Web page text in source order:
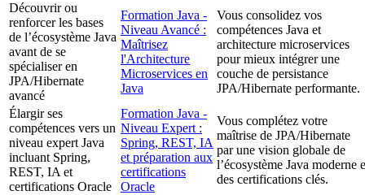
Découvrir ou
renforcer les bases
de l’écosystème Java
avant de se
spécialiser en
JPA/Hibernate
avancé
Formation Java -
Niveau Avancé :
Maîtrisez
l'Architecture
Microservices en
Java
Vous consolidez vos
compétences Java et
architecture microservices
pour mieux intégrer une
couche de persistance
JPA/Hibernate performante.
Élargir ses
compétences vers un
niveau expert Java
incluant Spring,
REST, IA et
certifications Oracle
Formation Java -
Niveau Expert :
Spring, REST, IA
et préparation aux
certifications
Oracle
Vous complétez votre
maîtrise de JPA/Hibernate
par une vision globale de
l’écosystème Java moderne
des certifications clés.